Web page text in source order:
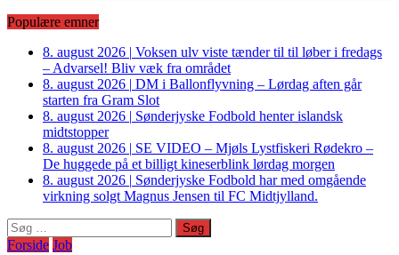
Populære emner
8. august 2026 | Voksen ulv viste tænder til til løber i fredags
– Advarsel! Bliv væk fra området
8. august 2026 | DM i Ballonflyvning – Lørdag aften går
starten fra Gram Slot
8. august 2026 | Sønderjyske Fodbold henter islandsk
midtstopper
8. august 2026 | SE VIDEO – Mjøls Lystfiskeri Rødekro –
De huggede på et billigt kineserblink lørdag morgen
8. august 2026 | Sønderjyske Fodbold har med omgående
virkning solgt Magnus Jensen til FC Midtjylland.
Søg
efter:
Forside Job